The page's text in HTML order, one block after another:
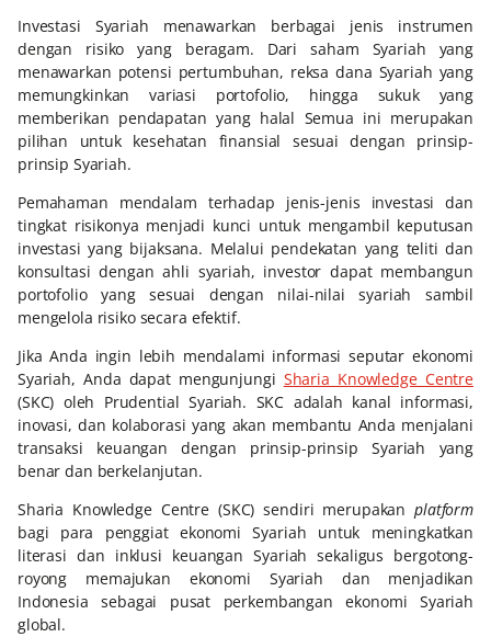
Investasi Syariah menawarkan berbagai jenis instrumen
dengan risiko yang beragam. Dari saham Syariah yang
menawarkan potensi pertumbuhan, reksa dana Syariah yang
memungkinkan variasi portofolio, hingga sukuk yang
memberikan pendapatan yang halal Semua ini merupakan
pilihan untuk kesehatan finansial sesuai dengan prinsip-
prinsip Syariah.
Pemahaman mendalam terhadap jenis-jenis investasi dan
tingkat risikonya menjadi kunci untuk mengambil keputusan
investasi yang bijaksana. Melalui pendekatan yang teliti dan
konsultasi dengan ahli syariah, investor dapat membangun
portofolio yang sesuai dengan nilai-nilai syariah sambil
mengelola risiko secara efektif.
Jika Anda ingin lebih mendalami informasi seputar ekonomi
Syariah, Anda dapat mengunjungi Sharia Knowledge Centre
(SKC) oleh Prudential Syariah. SKC adalah kanal informasi,
inovasi, dan kolaborasi yang akan membantu Anda menjalani
transaksi keuangan dengan prinsip-prinsip Syariah yang
benar dan berkelanjutan.
Sharia Knowledge Centre (SKC) sendiri merupakanplatform
bagi para penggiat ekonomi Syariah untuk meningkatkan
literasi dan inklusi keuangan Syariah sekaligus bergotong-
royong memajukan ekonomi Syariah dan menjadikan
Indonesia sebagai pusat perkembangan ekonomi Syariah
global.